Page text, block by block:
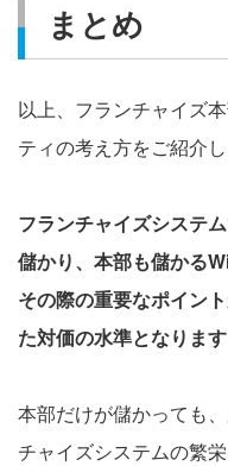
まとめ
以上、フランチャイズ
ティの考え方をご紹介し
フランチャイズシステ
儲かり、本部も儲かる
その際の重要なポイン
た対価の水準となります
本部だけが儲かっても
チャイズシステムの繁栄